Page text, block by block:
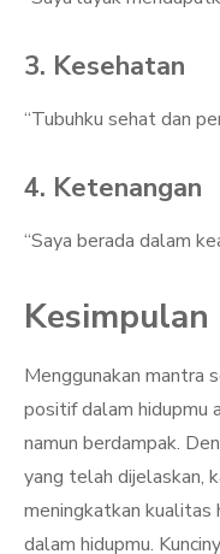
3. Kesehatan
“Tubuhku sehat dan
4. Ketenangan
“Saya berada dalam
Kesimpulan
Menggunakan mantra
positif dalam hidupmu
namun berdampak.
yang telah dijelaskan,
meningkatkan kualitas
dalam hidupmu.